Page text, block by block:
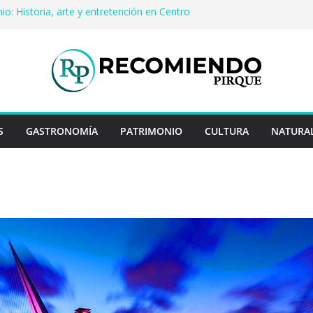
Historia, arte y entretención en Centro
Rayo Credit y diferencias frente a
historias: ingredientes que dieron
enterosGASTRONOMÍA PATRIMONIO CULTURA